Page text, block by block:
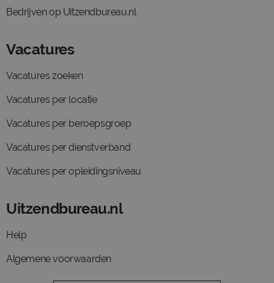
Bedrijven op Uitzendbureau.nl
Vacatures
Vacatures zoeken
Vacatures per locatie
Vacatures per beroepsgroep
Vacatures per dienstverband
Vacatures per opleidingsniveau
Uitzendbureau.nl
Help
Algemene voorwaarden